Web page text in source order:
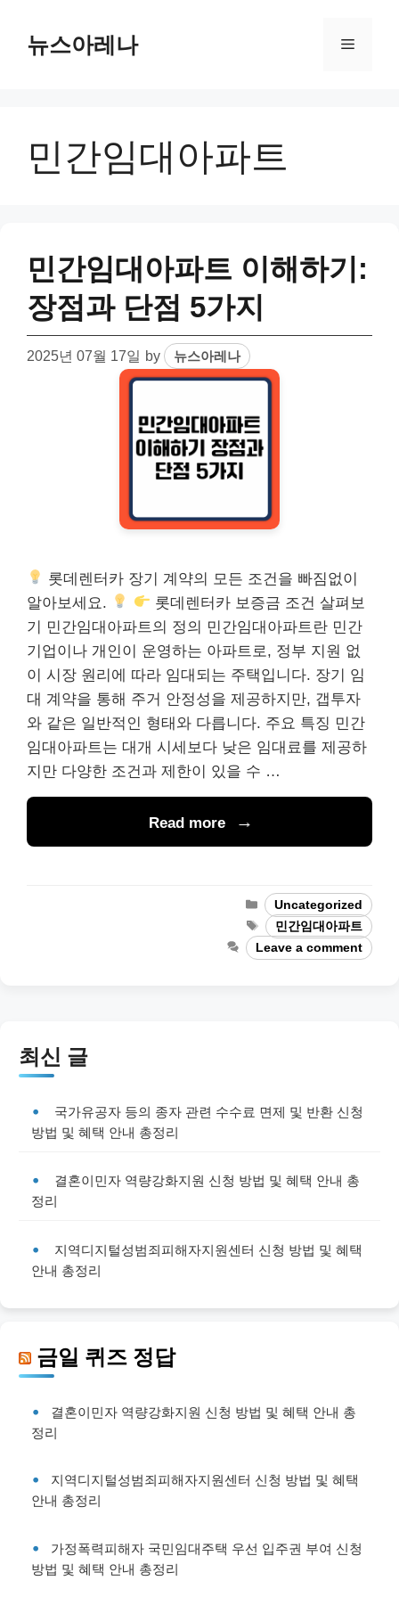
content뉴스아레나 Menu
민간임대아파트
민간임대아파트 이해하기:
장점과 단점 5가지
2025년 07월 17일 by 뉴스아레나
롯데렌터카 장기 계약의 모든 조건을 빠짐없이
알아보세요.
롯데렌터카 보증금 조건 살펴보
기 민간임대아파트의 정의 민간임대아파트란 민간
기업이나 개인이 운영하는 아파트로, 정부 지원 없
이 시장 원리에 따라 임대되는 주택입니다. 장기 임
대 계약을 통해 주거 안정성을 제공하지만, 갭투자
와 같은 일반적인 형태와 다릅니다. 주요 특징 민간
임대아파트는 대개 시세보다 낮은 임대료를 제공하
지만 다양한 조건과 제한이 있을 수 …
Read more
Categories
Uncategorized
Tags민간임대아파트
Leave a comment
최신 글
국가유공자 등의 종자 관련 수수료 면제 및 반환 신청
방법 및 혜택 안내 총정리
결혼이민자 역량강화지원 신청 방법 및 혜택 안내 총
정리
지역디지털성범죄피해자지원센터 신청 방법 및 혜택
안내 총정리
금일 퀴즈 정답
결혼이민자 역량강화지원 신청 방법 및 혜택 안내 총
정리
지역디지털성범죄피해자지원센터 신청 방법 및 혜택
안내 총정리
가정폭력피해자 국민임대주택 우선 입주권 부여 신청
방법 및 혜택 안내 총정리